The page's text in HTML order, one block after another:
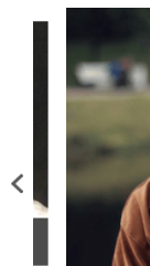
Previous